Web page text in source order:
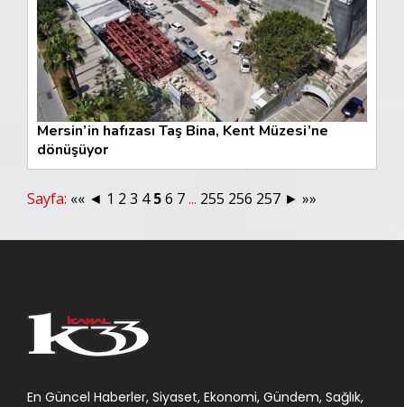
Mersin’in hafızası Taş Bina, Kent Müzesi’ne
dönüşüyor
Sayfa: «« ◄ 1 2 3 4 56 7... 255 256 257 ► »»
En Güncel Haberler, Siyaset, Ekonomi, Gündem, Sağlık,